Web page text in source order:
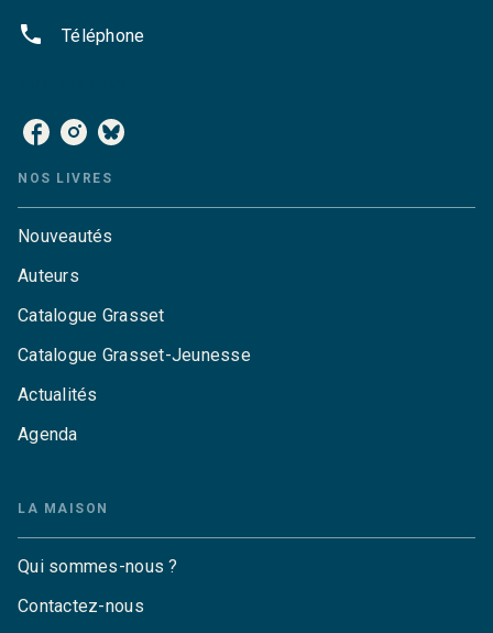
phone Téléphone
NOS LIVRES
Nouveautés
Auteurs
Catalogue Grasset
Catalogue Grasset-Jeunesse
Actualités
Agenda
LA MAISON
Qui sommes-nous ?
Contactez-nous